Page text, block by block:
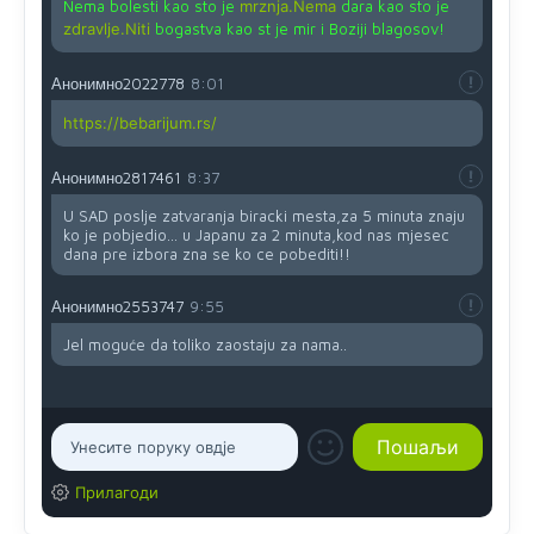
Nema bolesti kao sto je mrznja.Nemadara kao sto je
zdravlje.Niti bogastva kao st je mir i Boziji blagosov!
Анонимно2022778 8:01
https://bebarijum.rs/
Анонимно2817461 8:37
U SAD poslje zatvaranja biracki mesta,za 5 minuta znaju
ko je pobjedio... u Japanu za 2 minuta,kod nas mjesec
dana pre izbora zna se ko ce pobediti!!
Анонимно2553747 9:55
Jel moguće da toliko zaostaju za nama..
Прилагоди